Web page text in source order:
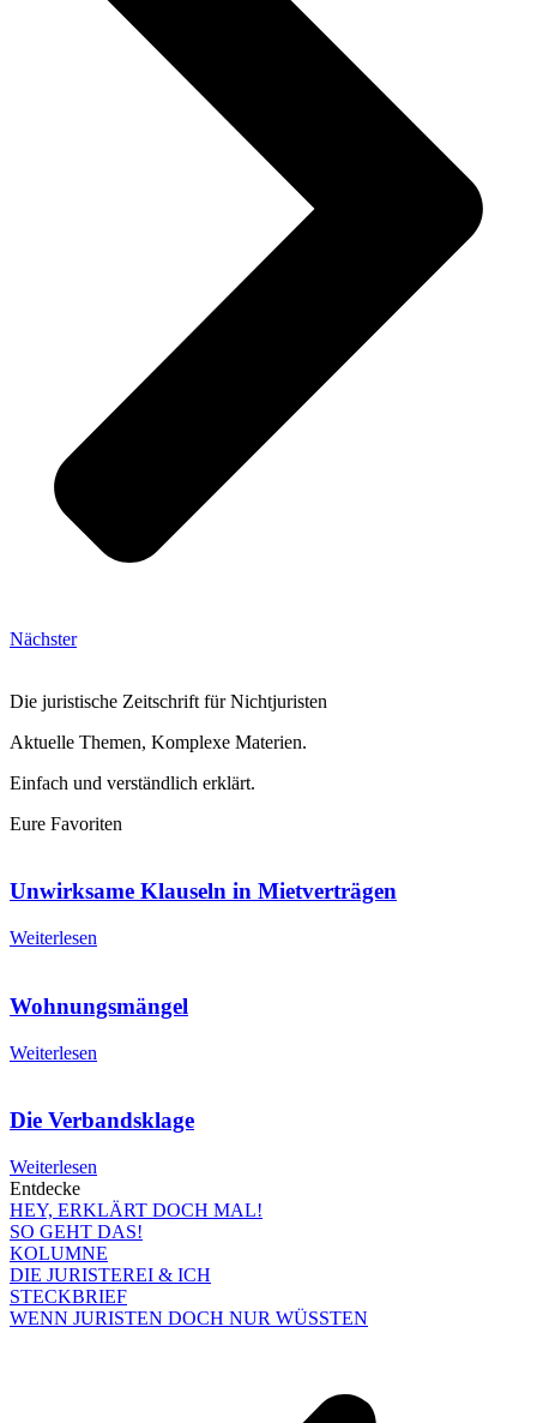
Nächster
Die juristische Zeitschrift für Nichtjuristen
Aktuelle Themen, Komplexe Materien.
Einfach und verständlich erklärt.
Eure Favoriten
Unwirksame Klauseln in Mietverträgen
Weiterlesen
Wohnungsmängel
Weiterlesen
Die Verbandsklage
Weiterlesen
Entdecke
HEY, ERKLÄRT DOCH MAL!
SO GEHT DAS!
KOLUMNE
DIE JURISTEREI & ICH
STECKBRIEF
WENN JURISTEN DOCH NUR WÜSSTEN